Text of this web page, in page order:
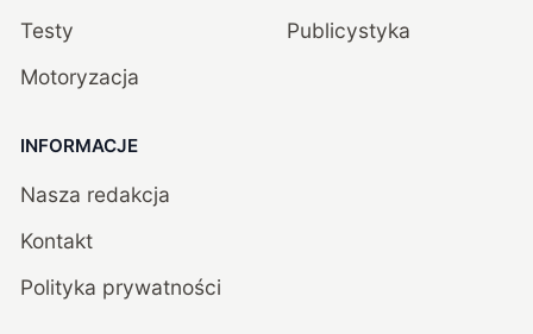
Testy
Motoryzacja
Publicystyka
INFORMACJE
Nasza redakcja
Kontakt
Polityka prywatności